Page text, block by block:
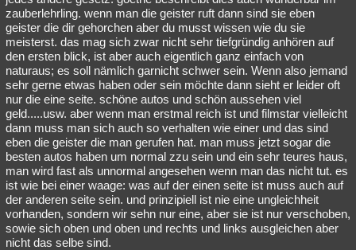
zauberlehrling. wenn man die geister ruft dann sind sie eben
geister die dir gehorchen aber du musst wissen wie du sie
meisterst. das mag sich zwar nicht sehr tiefgründig anhören auf
den ersten blick, ist aber auch eigentlich ganz einfach von
naturaus; es soll nämlich garnicht schwer sein. Wenn also jemand
sehr gerne etwas haben oder sein möchte dann sieht er leider oft
nur die eine seite. schöne autos und schön aussehen viel
geld.....usw. aber wenn man erstmal reich ist und filmstar vielleicht
dann muss man sich auch so verhalten wie einer und das sind
eben die geister die man gerufen hat. man muss jetzt sogar die
besten autos haben um normal zzu sein und ein sehr teures haus,
man wird fast als unnormal angesehen wenn man das nicht tut. es
ist wie bei einer waage: was auf der einen seite ist muss auch auf
der anderen seite sein. und prinzipiell ist nie eine ungleichheit
vorhanden, sondern wir sehn nur eine, aber sie ist nur verschoben,
sowie sich oben und oben und rechts und links ausgleichen aber
nicht das selbe sind.